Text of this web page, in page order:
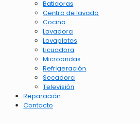
Batidoras
Centro de lavado
Cocina
Lavadora
Lavaplatos
Licuadora
Microondas
Refrigeración
Secadora
Televisión
Reparación
Contacto